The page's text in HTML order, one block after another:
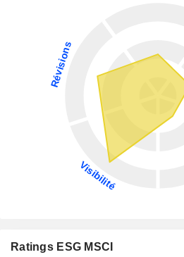
Ratings ESG MSCI